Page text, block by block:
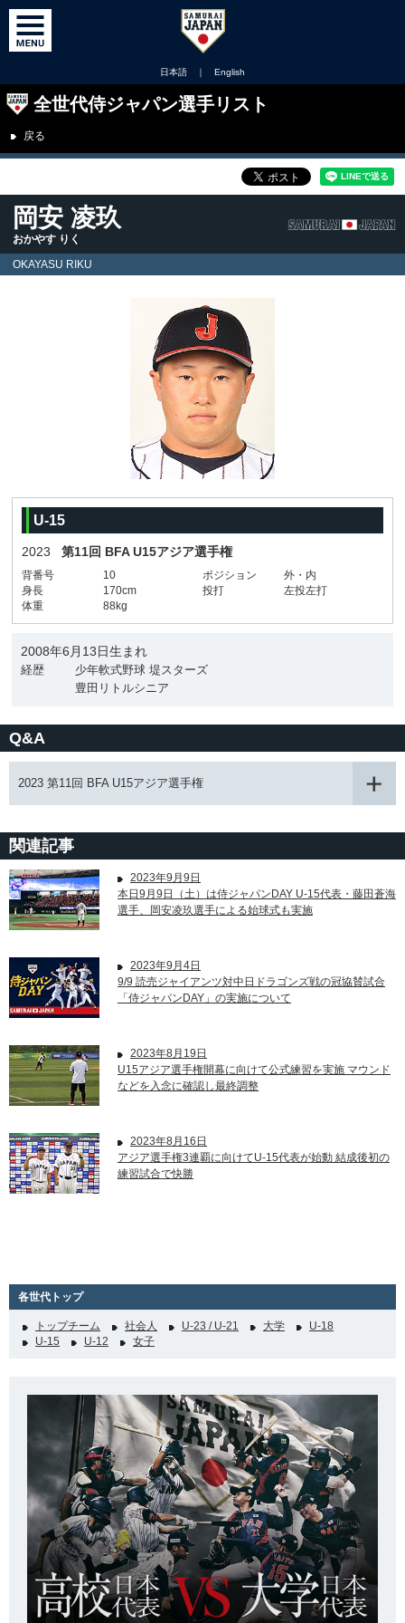
日本語 ｜ English
全世代侍ジャパン選手リスト
戻る
岡安 凌玖
おかやす りく
OKAYASU RIKU
U-15
2023 第11回 BFA U15アジア選手権
背番号 10 ポジション
外・内
身長
170cm 投打
左投左打
体重
88kg
2008年6月13日生まれ
経歴
少年軟式野球 堤スターズ
豊田リトルシニア
Q&A
2023 第11回 BFA U15アジア選手権
関連記事
2023年9月9日
本日9月9日（土）は侍ジャパンDAY U-15代表・藤田蒼海
選手、岡安凌玖選手による始球式も実施
2023年9月4日
9/9 読売ジャイアンツ対中日ドラゴンズ戦の冠協賛試合
「侍ジャパンDAY」の実施について
2023年8月19日
U15アジア選手権開幕に向けて公式練習を実施 マウンド
などを入念に確認し最終調整
2023年8月16日
アジア選手権3連覇に向けてU-15代表が始動 結成後初の
練習試合で快勝
各世代トップ
トップチーム 社会人 U-23 / U-21 大学
U-18
U-15
U-12 女子